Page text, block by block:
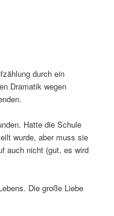
durch ein
Dramatik wegen
Hatte die Schule
wurde, aber muss sie
auch nicht (gut, es wird
Die große Liebe